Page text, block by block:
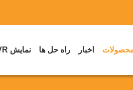
اخبار راه حل ها نمایش VR